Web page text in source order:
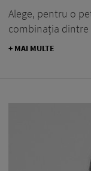
Alege, pentru o
combinația
+ MAI MULTE